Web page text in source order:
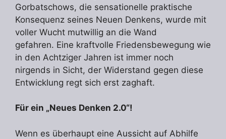
Gorbatschows, die sensationelle praktische
Konsequenz seines Neuen Denkens, wurde mit
voller Wucht mutwillig an die Wand
gefahren. Eine kraftvolle Friedensbewegung wie
in den Achtziger Jahren ist immer noch
nirgends in Sicht, der Widerstand gegen diese
Entwicklung regt sich erst zaghaft.
Für ein „Neues Denken 2.0“!
Wenn es überhaupt eine Aussicht auf Abhilfe